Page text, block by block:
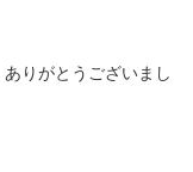
りがとうございまし